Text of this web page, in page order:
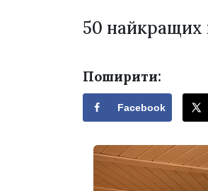
50 найкращих
Поширити:
Facebook